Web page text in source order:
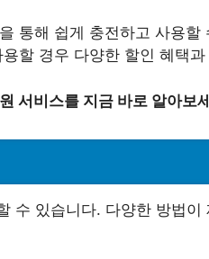
통해 쉽게 충전하고 사용할
할 경우 다양한 할인 혜택
서비스를 지금 바로 알아보
수 있습니다. 다양한 방법